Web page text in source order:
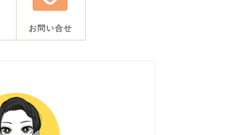
お問い合せ